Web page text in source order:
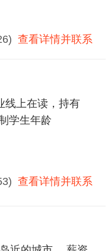
查看详情并联系
线上在读，持有
学生年龄
查看详情并联系